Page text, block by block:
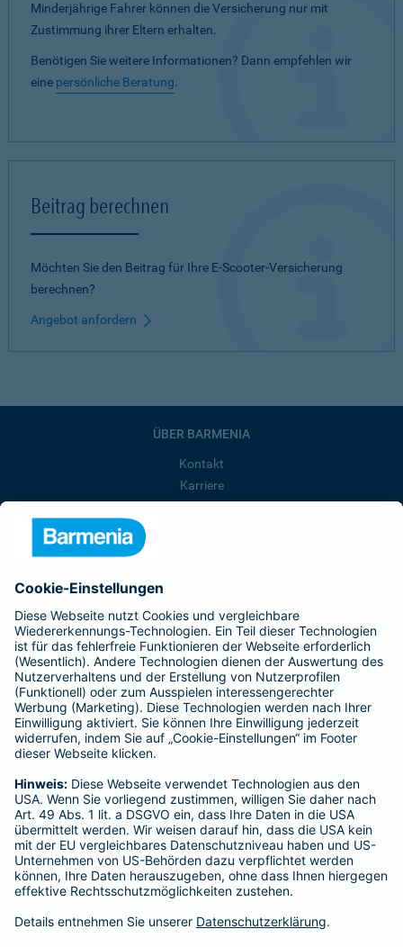
Minderjährige Fahrer können die Versicherung nur mit
Zustimmung ihrer Eltern erhalten.
Benötigen Sie weitere Informationen? Dann empfehlen wir
eine persönliche Beratung.
Beitrag berechnen
Möchten Sie den Beitrag für Ihre E-Scooter-Versicherung
berechnen?
Angebot anfordern
ÜBER BARMENIA
Kontakt
Karriere
Barmenia ist Teil der BarmeniaGothaer
BELIEBTE SEITEN
Kranken-Zusatzversicherung
Tierversicherungen
Haftpflichtversicherung
Hausratversicherung
Adresse ändern
Schaden melden
Kilometerstandsmeldung
Serviceübersicht